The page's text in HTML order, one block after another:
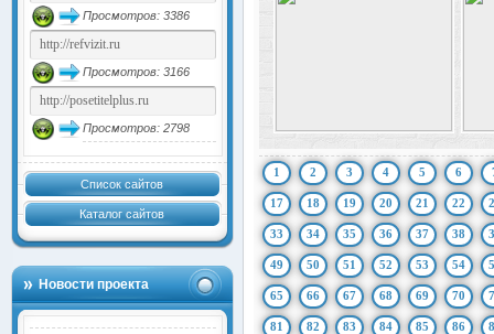
Просмотров: 3386
Просмотров: 3166
Просмотров: 2798
Список сайтов
Каталог сайтов
Новости проекта
1 2 3 4 5 6
17 18 19 20 21 22
33 34 35 36 37 38
49 50 51 52 53 54
65 66 67 68 69 70
81 82 83 84 85 86